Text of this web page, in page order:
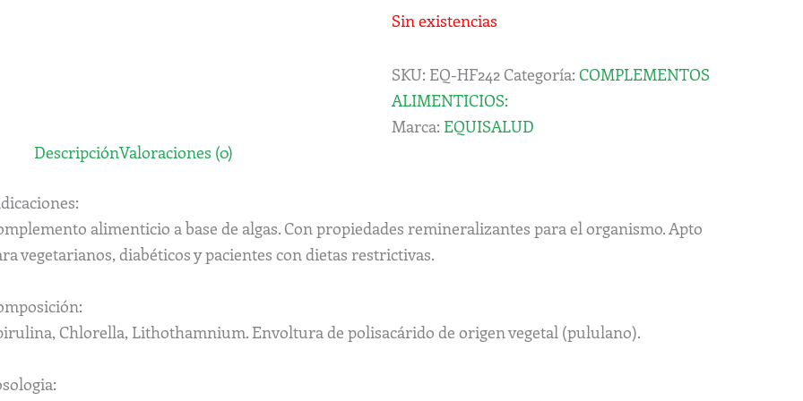
Sin existencias
SKU: EQ-HF242 Categoría:COMPLEMENTOS
ALIMENTICIOS:
Marca: EQUISALUD
DescripciónValoraciones (0)
alimenticio a base de algas. Con propiedades remineralizantes para el organismo. Apto
vegetarianos, diabéticos y pacientes con dietas restrictivas.
Chlorella, Lithothamnium. Envoltura de polisacárido de origen vegetal (pululano).